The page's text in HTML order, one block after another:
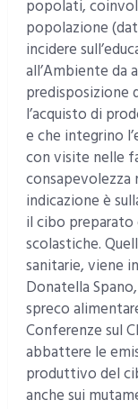
popolati,
popolazione
incidere
all’Ambiente da
predisposizione
l’acquisto di
e che integrino
con visite nelle
consapevolezza
indicazione è
il cibo
scolastiche.
sanitarie, viene
Donatella
spreco
Conferenze sul
abbattere le
produttivo del
anche sui